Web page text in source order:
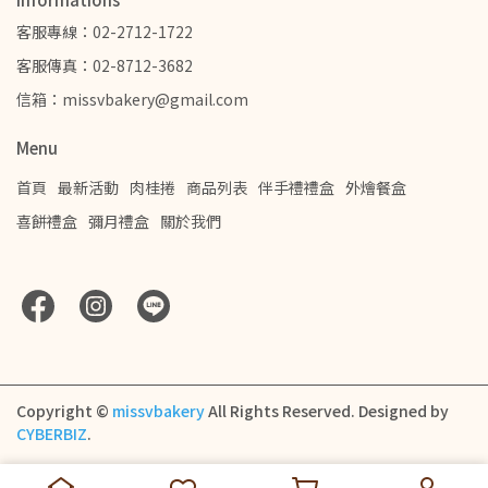
客服專線：02-2712-1722
客服傳真：02-8712-3682
信箱：missvbakery@gmail.com
Menu
首頁 最新活動 肉桂捲 商品列表 伴手禮禮盒 外燴餐盒
喜餅禮盒 彌月禮盒 關於我們
Copyright © missvbakeryAll Rights Reserved. Designed by
CYBERBIZ.